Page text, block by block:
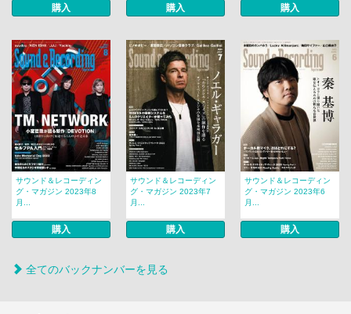
購入 購入 購入
サウンド＆レコーディン
グ・マガジン 2023年8
月...
購入
サウンド＆レコーディン
グ・マガジン 2023年7
月...
購入
サウンド＆レコーディン
グ・マガジン 2023年6
月...
購入
全てのバックナンバーを見る